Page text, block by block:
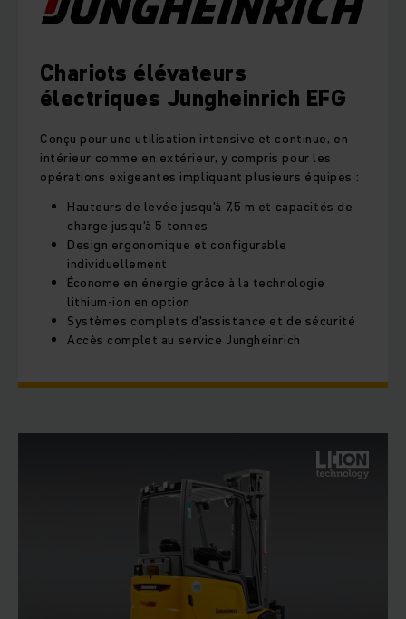
Chariots élévateurs
électriques Jungheinrich EFG
Conçu pour une utilisation intensive et continue, en
intérieur comme en extérieur, y compris pour les
opérations exigeantes impliquant plusieurs équipes :
Hauteurs de levée jusqu'à 7,5 m et capacités de
charge jusqu'à 5 tonnes
Design ergonomique et configurable
individuellement
Économe en énergie grâce à la technologie
lithium-ion en option
Systèmes complets d'assistance et de sécurité
Accès complet au service Jungheinrich